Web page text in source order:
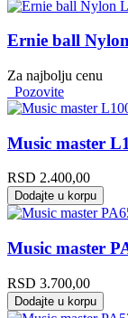
Ernie ball
Za najbolju cenu
Pozovite
Music master
RSD 2.400,00
Dodajte u korpu
Music master
RSD 3.700,00
Dodajte u korpu